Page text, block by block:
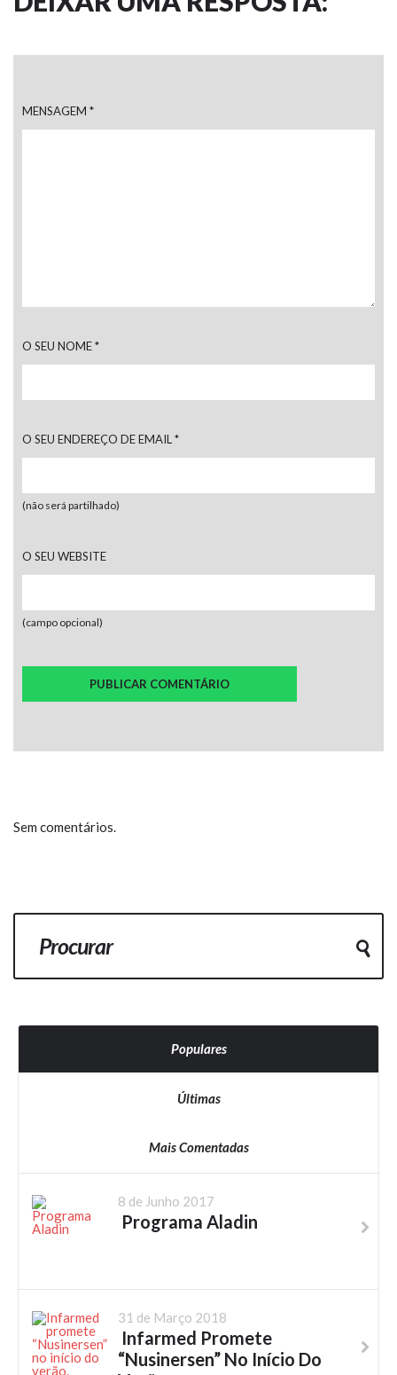
MENSAGEM *
O SEU NOME*
O SEU ENDEREÇO DE EMAIL *
(não será partilhado)
O SEU WEBSITE
(campo opcional)
Sem comentários.
Populares
Últimas
Mais Comentadas
8 de Junho 2017
Programa Aladin
31 de Março 2018
Infarmed Promete
“Nusinersen” No Início Do